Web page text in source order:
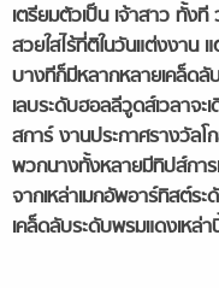
เตรียมตัวเป็น เจ้าสาวทั้งที
สวยใสไร้ที่ติในวันแต่งงาน
บางทีก็มีหลากหลายเคล็ดลั
เลบระดับฮอลลีวูดส์เวลาจ
สการ์งานประกาศรางวัลโ
พวกนางทั้งหลายมีทิปส์การ
จากเหล่าเมกอัพอาร์ทิสต์ร
เคล็ดลับระดับพรมแดงเหล่า